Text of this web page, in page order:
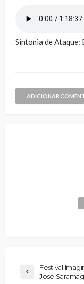
Sintonia de
ADICIONAR
Festival
José